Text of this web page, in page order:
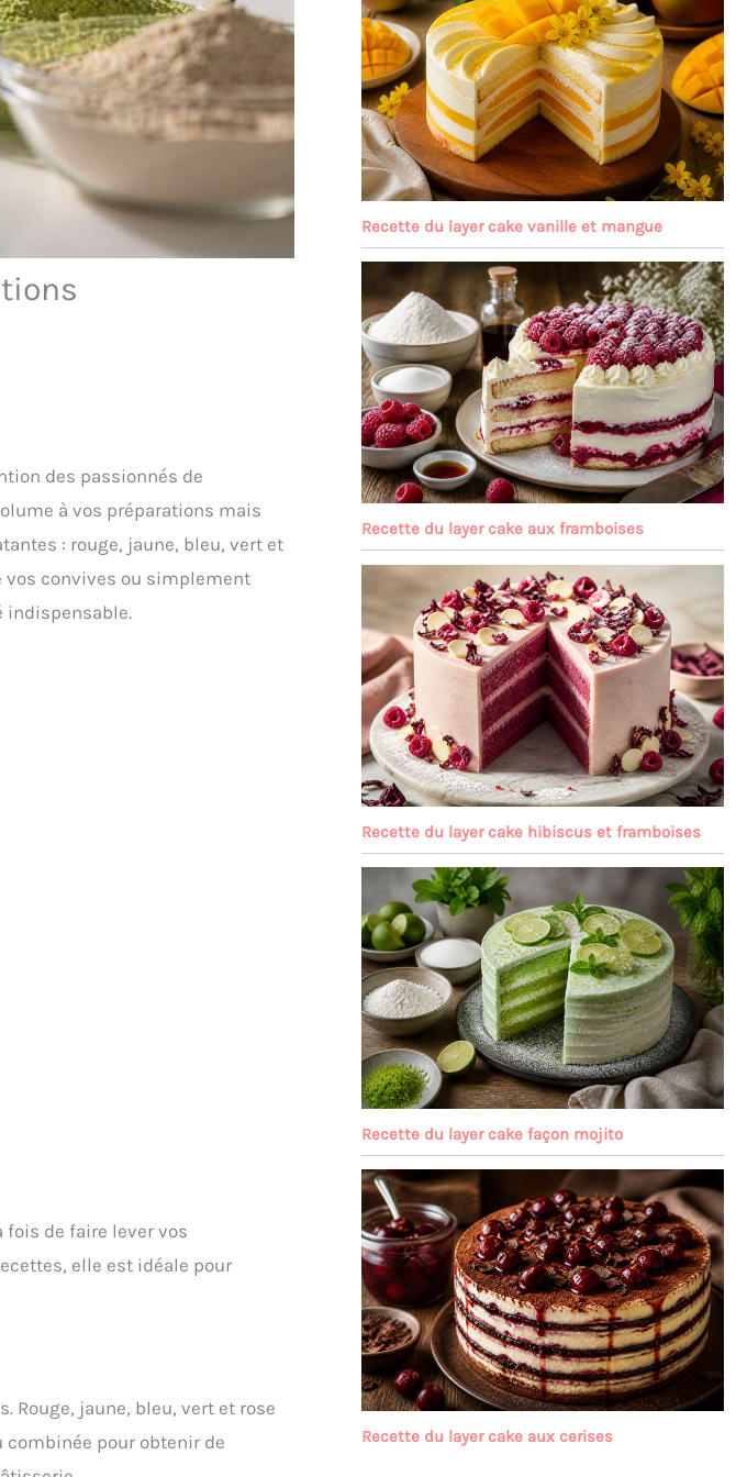
des passionnés de
à vos préparations mais
: rouge, jaune, bleu, vert et
vos convives ou simplement
indispensable.
fois de faire lever vos
elle est idéale pour
jaune, bleu, vert et rose
pour obtenir de
Recette du layer cake vanille et mangue
Recette du layer cake aux framboises
Recette du layer cake hibiscus et framboises
Recette du layer cake façon mojito
Recette du layer cake aux cerises